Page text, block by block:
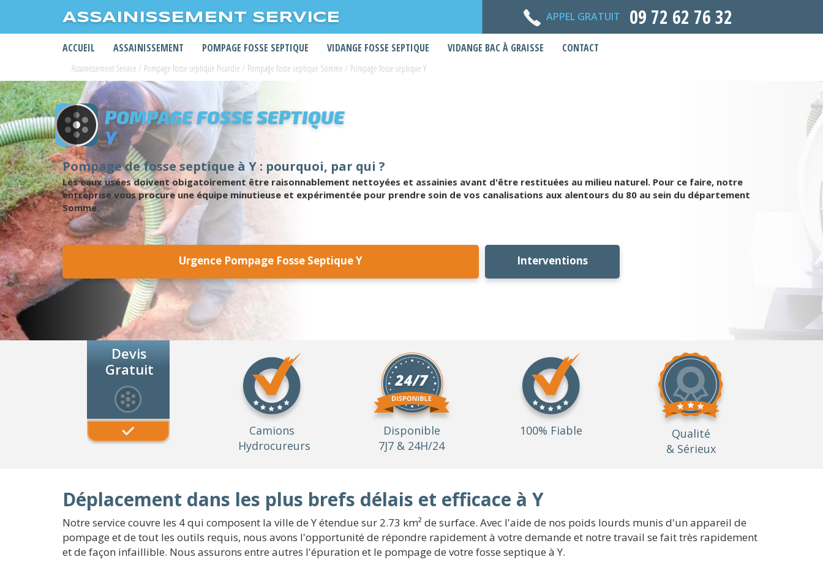
ASSAINISSEMENT SERVICE APPEL GRATUIT 09 72 62 76 32
ACCUEIL ASSAINISSEMENT POMPAGE FOSSE SEPTIQUE VIDANGE FOSSE SEPTIQUE VIDANGE BAC À GRAISSE CONTACT
Assainissement Service / Pompage fosse septique Picardie / Pompage fosse septique Somme / Pompage fosse septique Y
POMPAGE FOSSE SEPTIQUE
Y
Pompage de fosse septique à Y : pourquoi, par qui ?
Les eaux usées doivent obigatoirement être raisonnablement nettoyées et assainies avant d'être restituées au milieu naturel. Pour ce faire, notre
entreprise vous procure une équipe minutieuse et expérimentée pour prendre soin de vos canalisations aux alentours du 80 au sein du département
Somme.
Urgence Pompage Fosse Septique Y Interventions
Devis
Gratuit
Camions
Hydrocureurs
Disponible
7J7 & 24H/24
100% Fiable
Qualité
& Sérieux
Déplacement dans les plus brefs délais et efficace à Y
Notre service couvre les 4 qui composent la ville de Y étendue sur 2.73 km² de surface. Avec l'aide de nos poids lourds munis d'un appareil de
pompage et de tout les outils requis, nous avons l'opportunité de répondre rapidement à votre demande et notre travail se fait très rapidement
et de façon infaillible. Nous assurons entre autres l'épuration et le pompage de votre fosse septique à Y.